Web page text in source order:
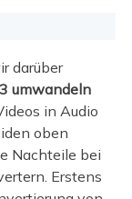
darüber
umwandeln
in Audio
oben
Nachteile bei
Erstens